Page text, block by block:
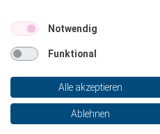
Wir weisen
jederzeit mit
können.
Vorlage des
Die
ZUM
Notwendig
Funktional
Alle akzeptieren
Ablehnen